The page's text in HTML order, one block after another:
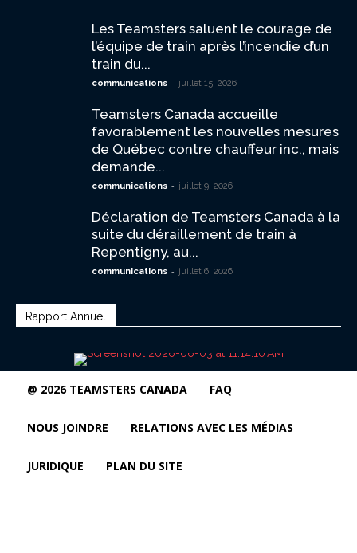
Les Teamsters saluent le courage de
l’équipe de train après l’incendie d’un
train du...
communications - juillet 15, 2026
Teamsters Canada accueille
favorablement les nouvelles mesures
de Québec contre chauffeur inc., mais
demande...
communications - juillet 9, 2026
Déclaration de Teamsters Canada à la
suite du déraillement de train à
Repentigny, au...
communications - juillet 6, 2026
Rapport Annuel
@ 2026 TEAMSTERS CANADA FAQ
NOUS JOINDRE RELATIONS AVEC LES MÉDIAS
JURIDIQUE PLAN DU SITE